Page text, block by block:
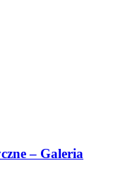
– Galeria